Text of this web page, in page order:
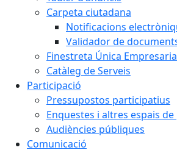
Carpeta ciutadana
Notificacions
Validador de
Finestreta Única
Catàleg de Serveis
Participació
Pressupostos participatius
Enquestes i altres espais
Audiències públiques
Comunicació